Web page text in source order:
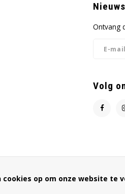
Ontvang
Volg
cookies op om onze website te